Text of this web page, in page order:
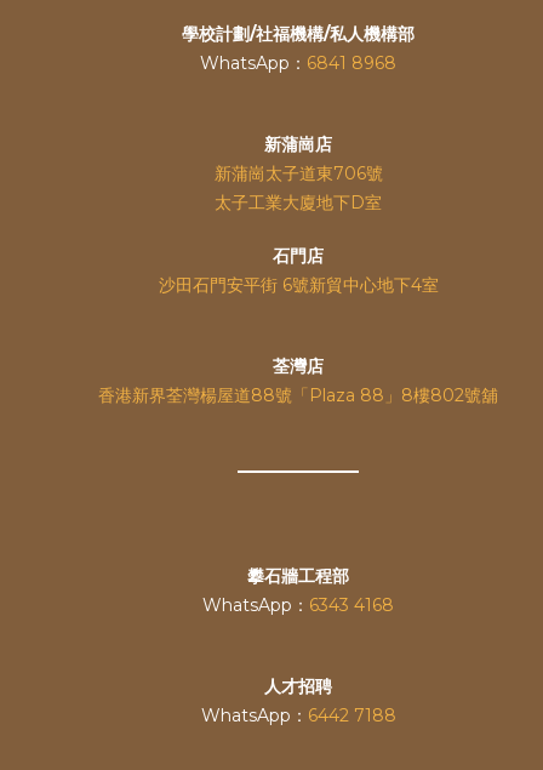
學校計劃/社福機構/私人機構部
WhatsApp： 6841 8968
新蒲崗店
新蒲崗太子道東706號
太子工業大廈地下D室
石門店
沙田石門安平街 6號新貿中心地下4室
荃灣店
香港新界荃灣楊屋道88號「Plaza 88」8樓802號舖
攀石牆工程部
WhatsApp： 6343 4168
人才招聘
WhatsApp： 6442 7188